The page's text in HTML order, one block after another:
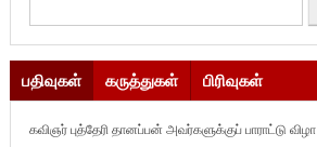
பதிவுகள் கருத்துகள் பிரிவுகள்
கவிஞர் புத்தேரி தானப்பன் அவர்களுக்குப் பாராட்டு விழா